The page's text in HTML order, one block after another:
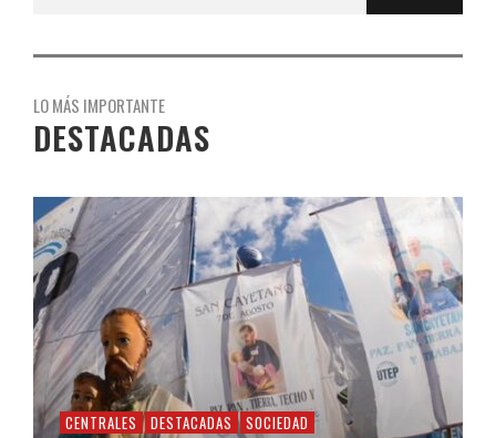
LO MÁS IMPORTANTE
DESTACADAS
CENTRALES DESTACADAS SOCIEDAD